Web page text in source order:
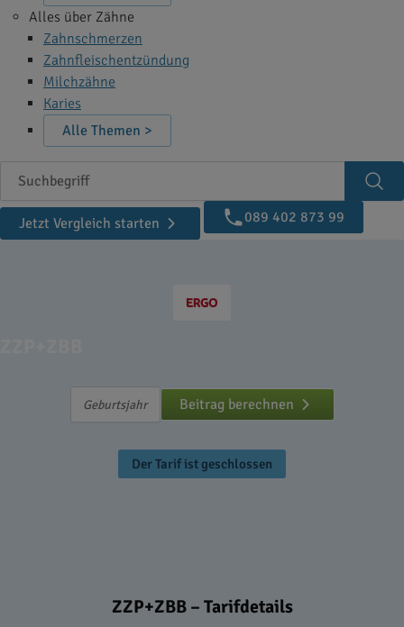
Alles über Zähne
Zahnschmerzen
Zahnfleischentzündung
Milchzähne
Karies
Alle Themen >
Suchbegriff
Jetzt Vergleich starten
089 402 873 99
Beitrag berechnen
Der Tarif ist geschlossen
ZZP+ZBB – Tarifdetails